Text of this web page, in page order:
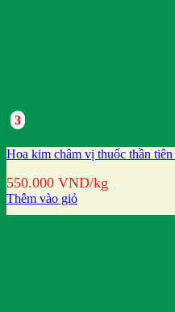
3
Hoa kim châm vị thuốc thần
550.000 VND/kg
Thêm vào giỏ